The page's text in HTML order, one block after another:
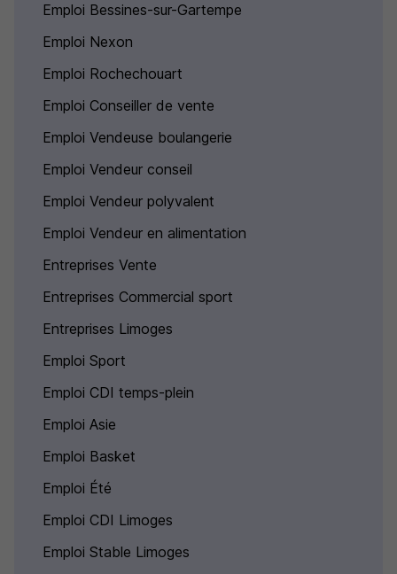
Emploi Bessines-sur-Gartempe
Emploi Nexon
Emploi Rochechouart
Emploi Conseiller de vente
Emploi Vendeuse boulangerie
Emploi Vendeur conseil
Emploi Vendeur polyvalent
Emploi Vendeur en alimentation
Entreprises Vente
Entreprises Commercial sport
Entreprises Limoges
Emploi Sport
Emploi CDI temps-plein
Emploi Asie
Emploi Basket
Emploi Été
Emploi CDI Limoges
Emploi Stable Limoges